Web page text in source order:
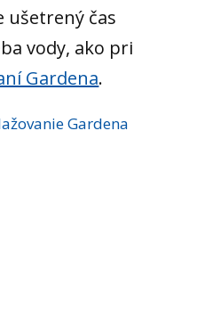
čas
vody, ako pri
Gardena.